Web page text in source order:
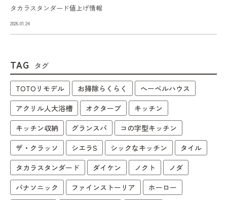
タカラスタンダード値上げ情報
2026.01.24
TAG タグ
TOTOリモデル お掃除らくらく
へーベルハウス
アクリル人大浴槽
オクターブ
キッチン
キッチン収納
グランスパ
コの字型キッチン
ザ・クラッソ
シエラS シックなキッチン
タイル
タカラスタンダード
ダイケン ノクト
ノダ
パナソニック
ファインストーリア
ホーロー